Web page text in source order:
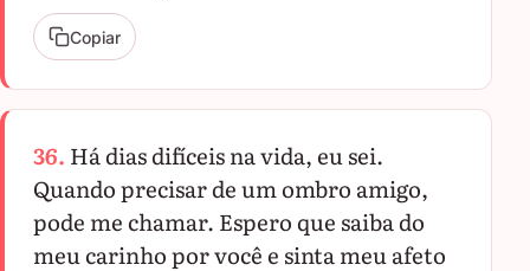
Copiar
36. Há dias difíceis na vida, eu sei.
Quando precisar de um ombro amigo,
pode me chamar. Espero que saiba do
meu carinho por você e sinta meu afeto